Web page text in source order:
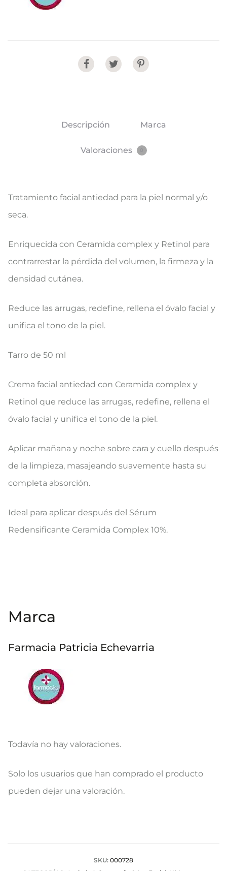
Share
Descripción Marca
Valoraciones
Tratamiento facial antiedad para la piel normal y/o
seca​.
Enriquecida con Ceramida complex y Retinol para
contrarrestar la pérdida del volumen, la firmeza y la
densidad cutánea.
Reduce las arrugas, redefine, rellena el óvalo facial y
unifica el tono de la piel.
Tarro de 50 ml
​Crema facial antiedad con Ceramida complex y
Retinol que reduce las arrugas, redefine, rellena el
óvalo facial y unifica el tono de la piel.​
​Aplicar mañana y noche sobre cara y cuello después
de la limpieza, masajeando suavemente hasta su
completa absorción.
Ideal para aplicar después del Sérum
Redensificante Ceramida Complex 10%.​
Marca
Farmacia Patricia Echevarria
V
a
Todavía no hay valoraciones.
Solo los usuarios que han comprado el producto
pueden dejar una valoración.
SKU: 000728